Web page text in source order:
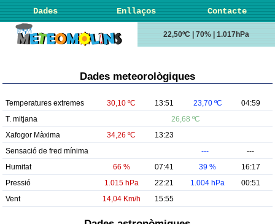
Dades Enllaços Contacte
22,50ºC | 70% | 1.017hPa
Dades meteorològiques
Temperatures extremes 30,10 ºC 13:51 23,70 ºC
04:59
T. mitjana
26,68 ºC
Xafogor Màxima
34,26 ºC
13:23
Sensació de fred mínima
---
---
Humitat
66 % 07:41 39 %
16:17
Pressió
1.015 hPa 22:21 1.004 hPa
00:51
Vent
14,04 Km/h 15:55